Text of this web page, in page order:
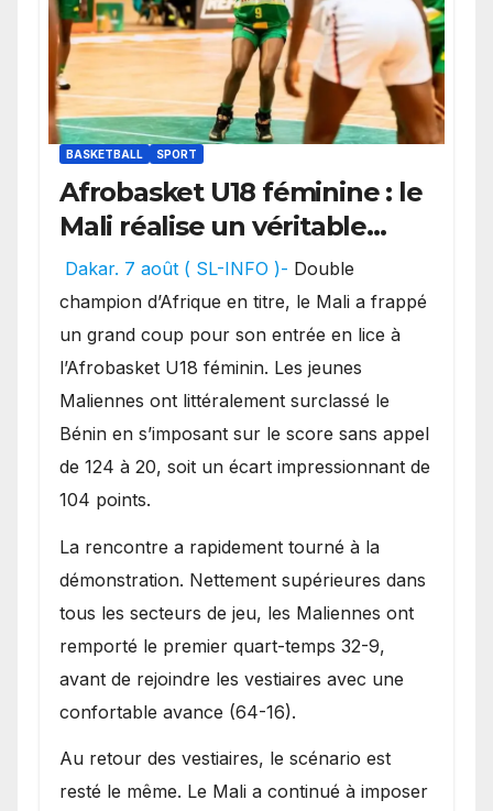
BASKETBALL SPORT
Afrobasket U18 féminine : le
Mali réalise un véritable
festival offensif et inflige
une lourde défaite au
Bénin.
Dakar. 7 août ( SL-INFO )- Double
champion d’Afrique en titre, le Mali a frappé
un grand coup pour son entrée en lice à
l’Afrobasket U18 féminin. Les jeunes
Maliennes ont littéralement surclassé le
Bénin en s’imposant sur le score sans appel
de 124 à 20, soit un écart impressionnant de
104 points.
La rencontre a rapidement tourné à la
démonstration. Nettement supérieures dans
tous les secteurs de jeu, les Maliennes ont
remporté le premier quart-temps 32-9,
avant de rejoindre les vestiaires avec une
confortable avance (64-16).
Au retour des vestiaires, le scénario est
resté le même. Le Mali a continué à imposer